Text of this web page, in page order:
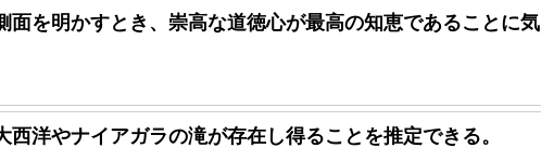
面を明かすとき、崇高な道徳心が最高の知恵であることに気
西洋やナイアガラの滝が存在し得ることを推定できる。